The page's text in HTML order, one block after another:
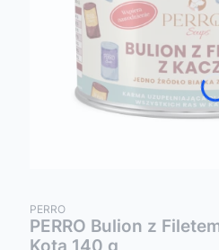
PRODUCENT
PERRO
PERRO Bulion z